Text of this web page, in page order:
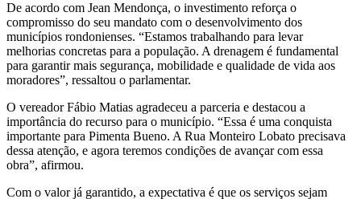
De acordo com Jean Mendonça, o investimento reforça o
compromisso do seu mandato com o desenvolvimento dos
municípios rondonienses. “Estamos trabalhando para levar
melhorias concretas para a população. A drenagem é fundamental
para garantir mais segurança, mobilidade e qualidade de vida aos
moradores”, ressaltou o parlamentar.
O vereador Fábio Matias agradeceu a parceria e destacou a
importância do recurso para o município. “Essa é uma conquista
importante para Pimenta Bueno. A Rua Monteiro Lobato precisava
dessa atenção, e agora teremos condições de avançar com essa
obra”, afirmou.
Com o valor já garantido, a expectativa é que os serviços sejam